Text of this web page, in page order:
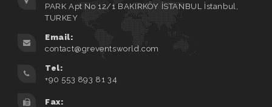
PARK Apt No 12/1 BAKIRKÖY İSTANBUL İstanbul,
TURKEY
Email:
contact@greventsworld.com
Tel:
+90 553 893 81 34
Fax: